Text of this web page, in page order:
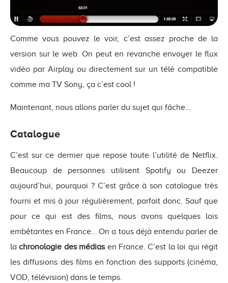
Comme vous pouvez le voir, c’est assez proche de la
version sur le web. On peut en revanche envoyer le flux
vidéo par Airplay ou directement sur un télé compatible
comme ma TV Sony, ça c’est cool !
Maintenant, nous allons parler du sujet qui fâche…
Catalogue
C’est sur ce dernier que repose toute l’utilité de Netflix.
Beaucoup de personnes utilisent Spotify ou Deezer
aujourd’hui, pourquoi ? C’est grâce à son catalogue très
fourni et mis à jour régulièrement, parfait donc. Sauf que
pour ce qui est des films, nous avons quelques lois
embêtantes en France… On a tous déjà entendu parler de
lachronologie des médiasen France. C’est la loi qui régit
les diffusions des films en fonction des supports (cinéma,
VOD, télévision) dans le temps.